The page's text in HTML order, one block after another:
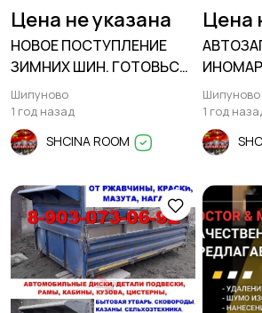
Цена не указана
НОВОЕ ПОСТУПЛЕНИЕ
ЗИМНИХ ШИН. ГОТОВЬСЯ
К ЗИМЕ ЗАРАНЕЕ
Шипуново
1 год назад
SHCINA ROOM
Цена
ПОД
Шипуново
1 год